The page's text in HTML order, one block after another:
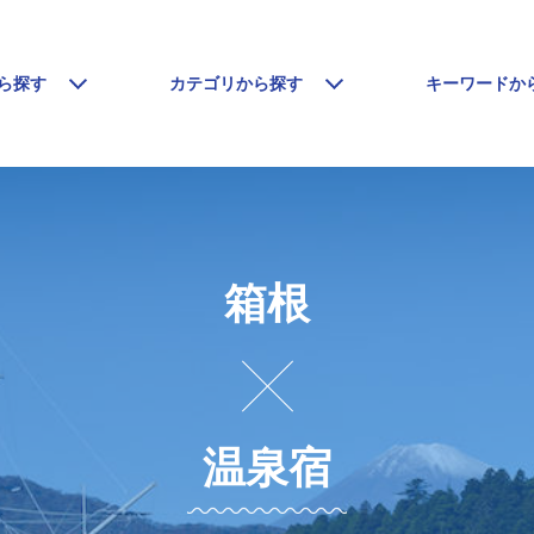
探す カテゴリから探す キーワードか
箱根
温泉宿